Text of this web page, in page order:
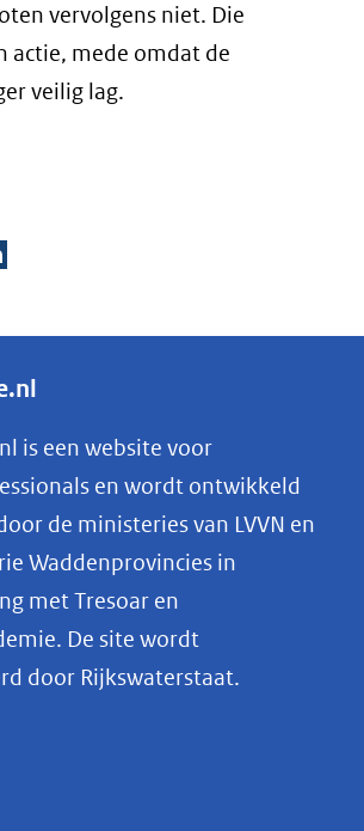
vervolgens niet. Die
actie, mede omdat de
veilig lag.
is een website voor
en wordt ontwikkeld
de ministeries van LVVN en
Waddenprovincies in
met Tresoar en
De site wordt
door Rijkswaterstaat.